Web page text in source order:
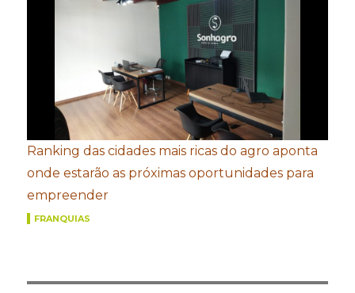
Ranking das cidades mais ricas do agro aponta
onde estarão as próximas oportunidades para
empreender
FRANQUIAS